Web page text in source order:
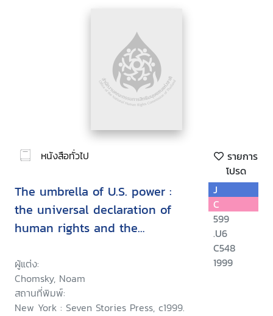
หนังสือทั่วไป
รายการ
โปรด
The umbrella of U.S. power :
the universal declaration of
human rights and the
ผู้แต่ง:
Chomsky, Noam
สถานที่พิมพ์:
New York : Seven Stories Press, c1999.
J
C
599
.U6
C548
1999